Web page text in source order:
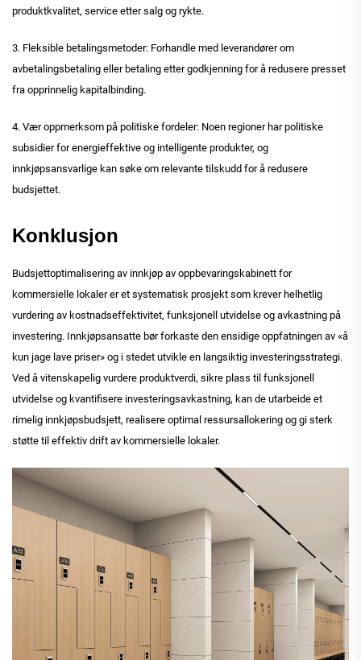
produktkvalitet, service etter salg og rykte.
3. Fleksible betalingsmetoder: Forhandle med leverandører om
avbetalingsbetaling eller betaling etter godkjenning for å redusere presset
fra opprinnelig kapitalbinding.
4. Vær oppmerksom på politiske fordeler: Noen regioner har politiske
subsidier for energieffektive og intelligente produkter, og
innkjøpsansvarlige kan søke om relevante tilskudd for å redusere
budsjettet.
Konklusjon
Budsjettoptimalisering av innkjøp av oppbevaringskabinett for
kommersielle lokaler er et systematisk prosjekt som krever helhetlig
vurdering av kostnadseffektivitet, funksjonell utvidelse og avkastning på
investering. Innkjøpsansatte bør forkaste den ensidige oppfatningen av «å
kun jage lave priser» og i stedet utvikle en langsiktig investeringsstrategi.
Ved å vitenskapelig vurdere produktverdi, sikre plass til funksjonell
utvidelse og kvantifisere investeringsavkastning, kan de utarbeide et
rimelig innkjøpsbudsjett, realisere optimal ressursallokering og gi sterk
støtte til effektiv drift av kommersielle lokaler.